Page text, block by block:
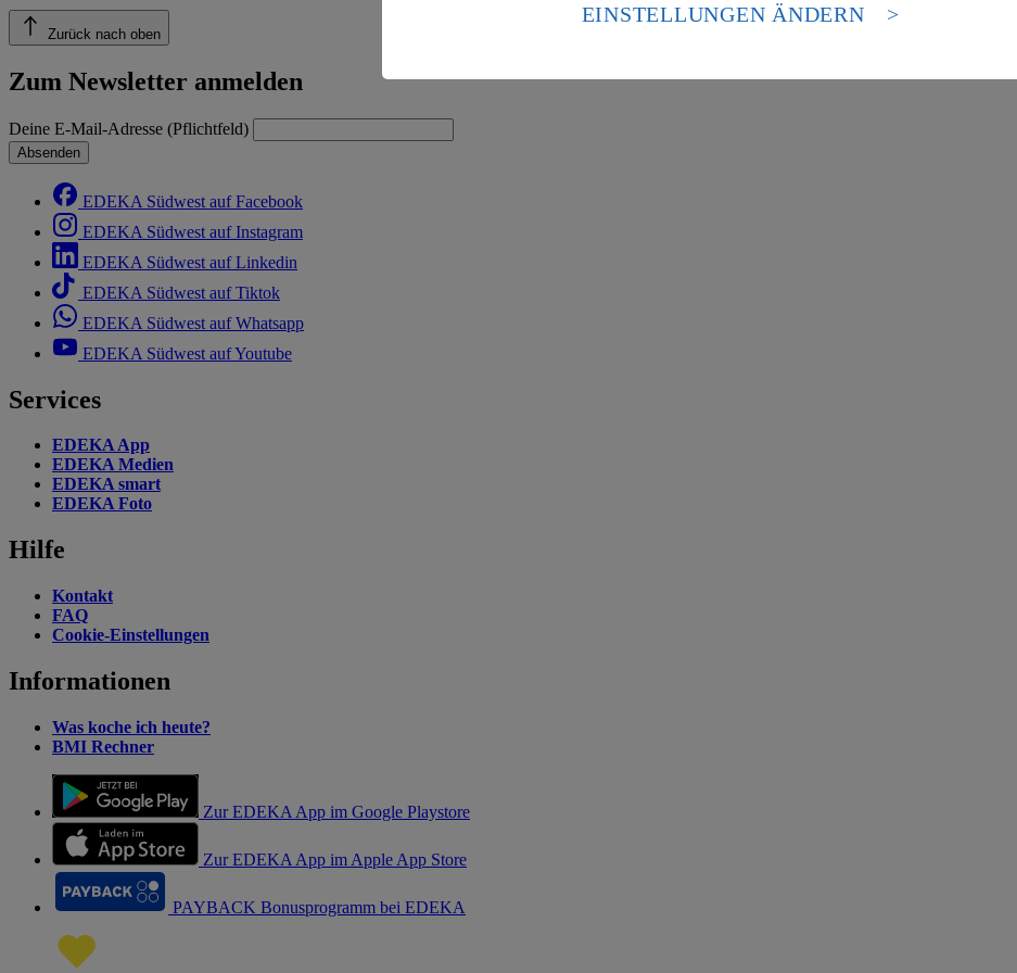
Zurück nach oben
Zum Newsletter anmelden
Deine E-Mail-Adresse (Pflichtfeld)
Absenden
EDEKA Südwest auf Facebook
EDEKA Südwest auf Instagram
EDEKA Südwest auf Linkedin
EDEKA Südwest auf Tiktok
EDEKA Südwest auf Whatsapp
EDEKA Südwest auf Youtube
Services
EDEKA App
EDEKA Medien
EDEKA smart
EDEKA Foto
Hilfe
Kontakt
FAQ
Cookie-Einstellungen
Informationen
Was koche ich heute?
BMI Rechner
Zur EDEKA App im Google Playstore
Zur EDEKA App im Apple App Store
PAYBACK Bonusprogramm bei EDEKA
Risiko eines Zugriffs durch US-amerikanische Behörden.
EINSTELLUNGEN ÄNDERN